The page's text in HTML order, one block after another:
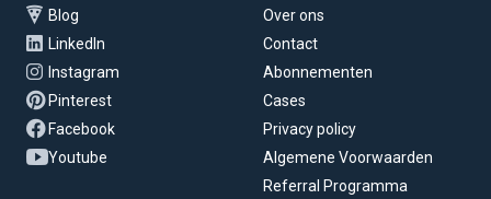
Blog
LinkedIn
Instagram
Pinterest
Facebook
Youtube
Over ons
Contact
Abonnementen
Cases
Privacy policy
Algemene Voorwaarden
Referral Programma